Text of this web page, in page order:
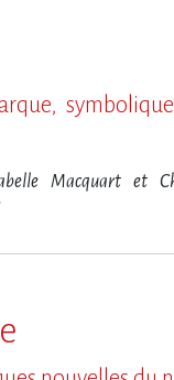
Macquart et